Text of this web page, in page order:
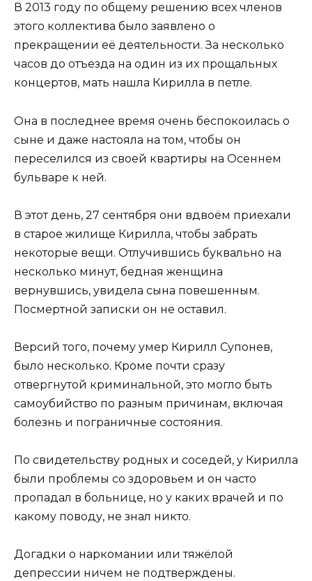
В 2013 году по общему решению всех членов
этого коллектива было заявлено о
прекращении её деятельности. За несколько
часов до отъезда на один из их прощальных
концертов, мать нашла Кирилла в петле.
Она в последнее время очень беспокоилась о
сыне и даже настояла на том, чтобы он
переселился из своей квартиры на Осеннем
бульваре к ней.
В этот день, 27 сентября они вдвоём приехали
в старое жилище Кирилла, чтобы забрать
некоторые вещи. Отлучившись буквально на
несколько минут, бедная женщина
вернувшись, увидела сына повешенным.
Посмертной записки он не оставил.
Версий того, почему умер Кирилл Супонев,
было несколько. Кроме почти сразу
отвергнутой криминальной, это могло быть
самоубийство по разным причинам, включая
болезнь и пограничные состояния.
По свидетельству родных и соседей, у Кирилла
были проблемы со здоровьем и он часто
пропадал в больнице, но у каких врачей и по
какому поводу, не знал никто.
Догадки о наркомании или тяжёлой
депрессии ничем не подтверждены.